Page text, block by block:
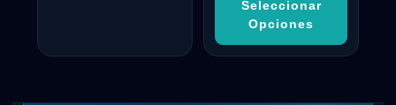
Seleccionar
Opciones